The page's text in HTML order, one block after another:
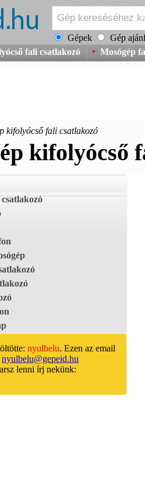
Gépek
Gép
fali csatlakozó Mosógép
kifolyócső fali csatlakozó
kifolyócső
nyulbelu. Ezen az email
nyulbelu@gepeid.hu
lenni írj nekünk: